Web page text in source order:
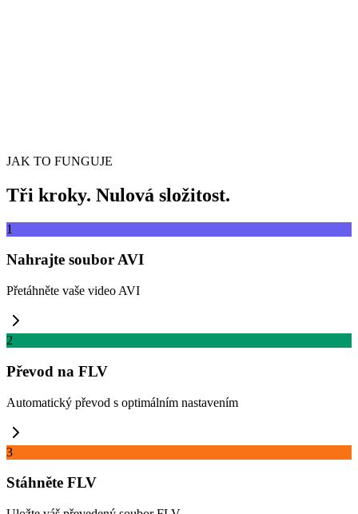
JAK TO FUNGUJE
Tři kroky. Nulová složitost.
1
Nahrajte soubor AVI
Přetáhněte vaše video AVI
2
Převod na FLV
Automatický převod s optimálním nastavením
3
Stáhněte FLV